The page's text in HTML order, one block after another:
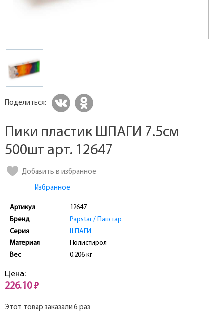
Поделиться:
Пики пластик ШПАГИ 7.5см
500шт арт. 12647
Добавить в избранное
Избранное
Артикул
12647
Бренд
Papstar / Папстар
Серия
ШПАГИ
Материал
Полистирол
Вес
0.206 кг
Цена:
226.10 ₽
Этот товар заказали 6 раз